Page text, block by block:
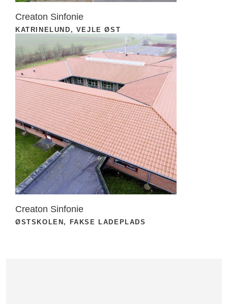
Creaton Sinfonie
KATRINELUND, VEJLE ØST
Creaton Sinfonie
ØSTSKOLEN, FAKSE LADEPLADS